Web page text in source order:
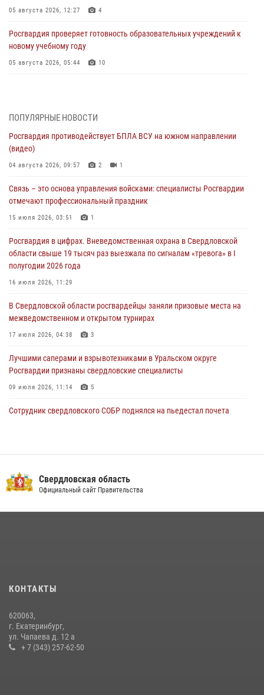
05 августа 2026, 12:27 4
Росгвардия проверяет готовность образовательных учреждений к
новому учебному году
05 августа 2026, 05:44 10
04 августа 2026, 09:57 2
Росгвардия приняла участие в обеспечении безопасности Дня
города в Екатеринбурге
03 августа 2026, 07:43 3
Росгвардия приняла участие в межведомственном
антитеррористическом учении в Свердловской области
31 июля 2026, 12:27 1
Росгвардия обеспечивает безопасность граждан на южном
направлении
31 июля 2026, 06:56
рассказал об итогах работы подразделения в эфире телекомпании
«Телекон»
30 июля 2026, 11:33 1
ПОПУЛЯРНЫЕ НОВОСТИ
Росгвардия противодействует БПЛА ВСУ на южном направлении
(видео)
04 августа 2026, 09:57 2 1
Связь – это основа управления войсками: специалисты Росгвардии
отмечают профессиональный праздник
15 июля 2026, 03:51 1
Росгвардия в цифрах. Вневедомственная охрана в Свердловской
области свыше 19 тысяч раз выезжала по сигналам «тревога» в I
полугодии 2026 года
16 июля 2026, 11:29
В Свердловской области росгвардейцы заняли призовые места на
межведомственном и открытом турнирах
17 июля 2026, 04:38 3
Лучшими саперами и взрывотехниками в Уральском округе
Росгвардии признаны свердловские специалисты
09 июля 2026, 11:14 5
Сотрудник свердловского СОБР поднялся на пьедестал почета
16 июля 2026, 13:07 4
14 июля 2026, 11:06
промышленной выставки «Иннопром-2026»
10 июля 2026, 12:35
Свердловская область
Официальный сайт Правительства
КОНТАКТЫ
620063,
г. Екатеринбург,
ул. Чапаева д. 12 а
+ 7 (343) 257-62-50